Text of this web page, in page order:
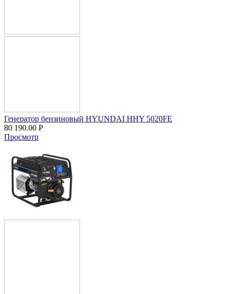
Генератор бензиновый HYUNDAI HHY 5020FE
80 190.00 Р
Просмотр